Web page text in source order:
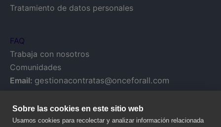
Tratamiento de datos personales
FAQ
Trabaja con nosotros
Comunidades
Email: gestionacontratas@onceforall.com
Sobre las cookies en este sitio web
Usamos cookies para recolectar y analizar información relacionada